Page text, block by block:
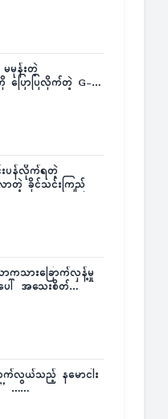
မုန်းတဲ့
ြောပြလိုက်တဲ့ G-
းပန်လိုက်ရတဲ့
လာတဲ့ ခိုင်သင်းကြည်
ကသားခြောက်လှန့်မှု
ါ် အသေးစိတ်
က်လွယ်သည့် နမောငါး
” ……